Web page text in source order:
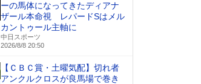
ーの馬体になってきたディアナ
ザール本命視 レパードSはメル
カントゥール主軸に
中日スポーツ
2026/8/8 20:50
【ＣＢＣ賞・土曜気配】切れ者
アンクルクロスが良馬場で巻き